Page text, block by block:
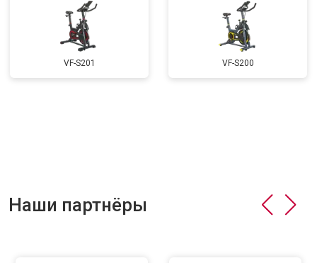
VF-S201 VF-S200
Наши партнёры